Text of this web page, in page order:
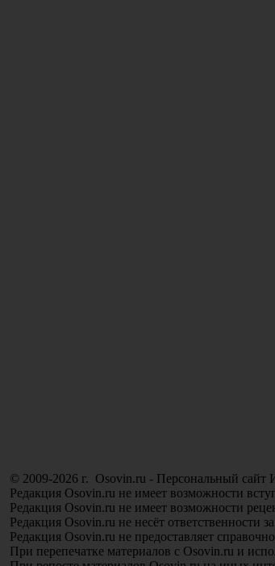
© 2009-2026 г. Osovin.ru - Персональный сайт
Редакция Osovin.ru не имеет возможности
Редакция Osovin.ru не имеет возможности
Редакция Osovin.ru не несёт ответственности
Редакция Osovin.ru не предоставляет
При перепечатке материалов с Osovin.ru и